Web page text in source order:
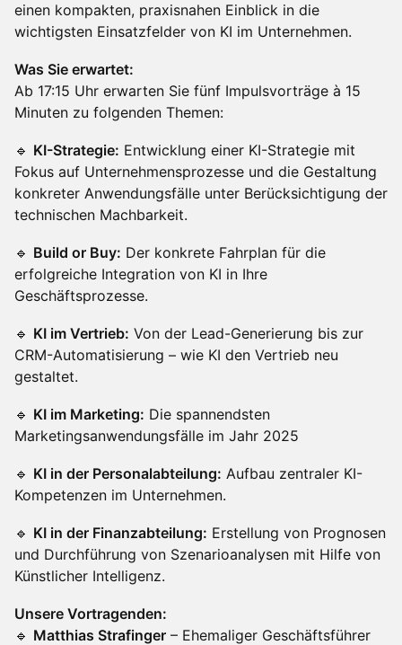
einen kompakten, praxisnahen Einblick in die
wichtigsten Einsatzfelder von KI im Unternehmen.
Was Sie erwartet:
Ab 17:15 Uhr erwarten Sie fünf Impulsvorträge à 15
Minuten zu folgenden Themen:
🔹 KI-Strategie: Entwicklung einer KI-Strategie mit
Fokus auf Unternehmensprozesse und die Gestaltung
konkreter Anwendungsfälle unter Berücksichtigung der
technischen Machbarkeit.
🔹 Build or Buy: Der konkrete Fahrplan für die
erfolgreiche Integration von KI in Ihre
Geschäftsprozesse.
🔹 KI im Vertrieb: Von der Lead-Generierung bis zur
CRM-Automatisierung – wie KI den Vertrieb neu
gestaltet.
🔹 KI im Marketing: Die spannendsten
Marketingsanwendungsfälle im Jahr 2025
🔹 KI in der Personalabteilung: Aufbau zentraler KI-
Kompetenzen im Unternehmen.
🔹 KI in der Finanzabteilung: Erstellung von Prognosen
und Durchführung von Szenarioanalysen mit Hilfe von
Künstlicher Intelligenz.
Unsere Vortragenden:
🔹 Matthias Strafinger – Ehemaliger Geschäftsführer